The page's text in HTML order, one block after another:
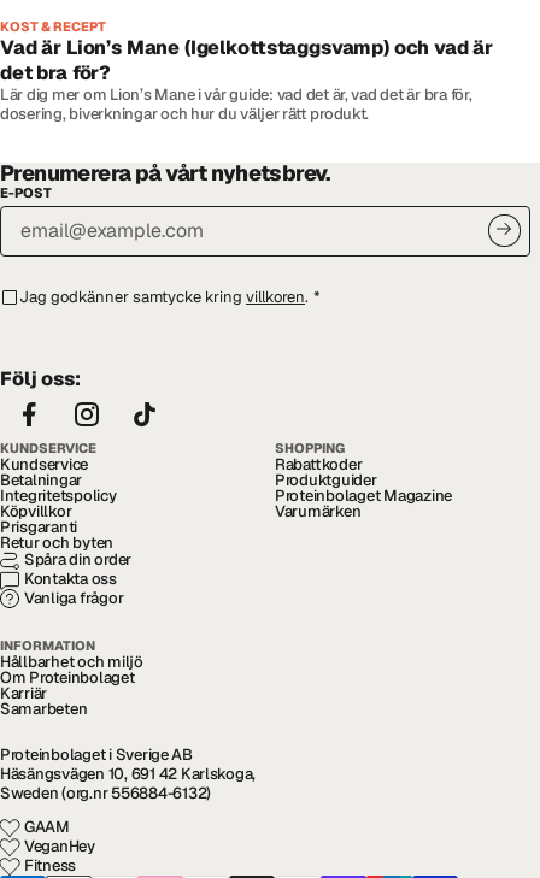
KOST & RECEPT
Vad är Lion’s Mane (Igelkottstaggsvamp) och vad är
det bra för?
Lär dig mer om Lion’s Mane i vår guide: vad det är, vad det är bra för,
dosering, biverkningar och hur du väljer rätt produkt.
Prenumerera på vårt nyhetsbrev.
E-POST
Jag godkänner samtycke kring villkoren. *
Följ oss:
KUNDSERVICE
Kundservice
Betalningar
Integritetspolicy
Köpvillkor
Prisgaranti
Retur och byten
Spåra din order
Kontakta oss
Vanliga frågor
SHOPPING
Rabattkoder
Produktguider
Proteinbolaget Magazine
Varumärken
INFORMATION
Hållbarhet och miljö
Om Proteinbolaget
Karriär
Samarbeten
Proteinbolaget i Sverige AB
Häsängsvägen 10, 691 42 Karlskoga,
Sweden (org.nr 556884-6132)
GAAM
VeganHey
Fitness